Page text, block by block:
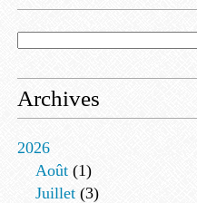
Archives
2026
Août (1)
Juillet (3)